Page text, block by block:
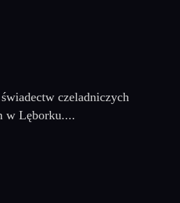
czeladniczych
w Lęborku....